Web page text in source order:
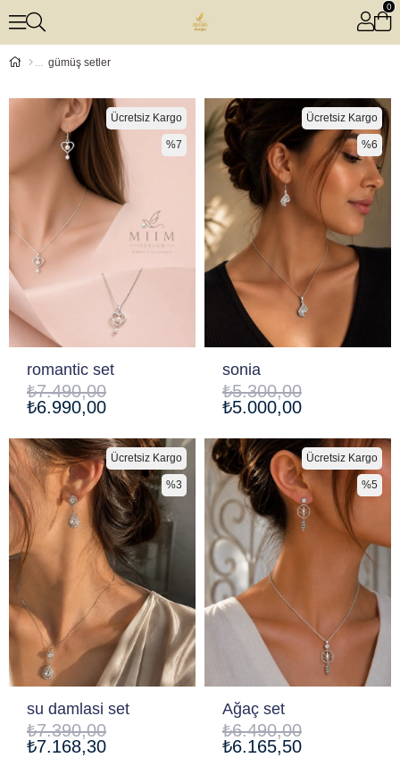
0
gümüş setler
romantic set
₺6.990,00
₺7.490,00
Ücretsiz Kargo
%7
sonia
₺5.000,00
₺5.300,00
Ücretsiz Kargo
%6
su damlasi set
₺7.168,30
₺7.390,00
Ücretsiz Kargo
%3
Ağaç set
₺6.165,50
₺6.490,00
Ücretsiz Kargo
%5